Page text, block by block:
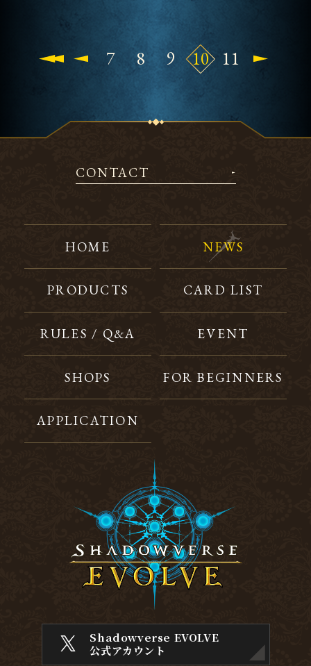
7 8 9 10 11
CONTACT
HOME NEWS
PRODUCTS CARD LIST
RULES / Q&A EVENT
SHOPS FOR BEGINNERS
APPLICATION
Shadowverse EVOLVE
公式アカウント